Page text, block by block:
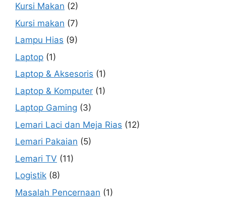
Kursi Makan (2)
Kursi makan (7)
Lampu Hias (9)
Laptop (1)
Laptop & Aksesoris (1)
Laptop & Komputer (1)
Laptop Gaming (3)
Lemari Laci dan Meja Rias (12)
Lemari Pakaian (5)
Lemari TV (11)
Logistik (8)
Masalah Pencernaan (1)